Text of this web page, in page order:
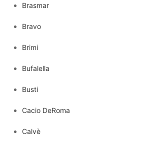
Brasmar
Bravo
Brimi
Bufalella
Busti
Cacio DeRoma
Calvè